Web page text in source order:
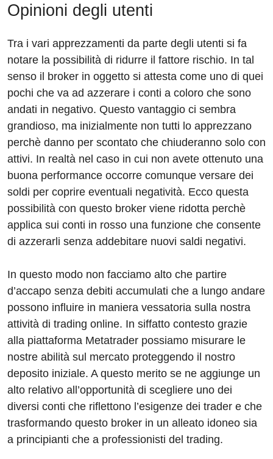
Opinioni degli utenti
Tra i vari apprezzamenti da parte degli utenti si fa
notare la possibilità di ridurre il fattore rischio. In tal
senso il broker in oggetto si attesta come uno di quei
pochi che va ad azzerare i conti a coloro che sono
andati in negativo. Questo vantaggio ci sembra
grandioso, ma inizialmente non tutti lo apprezzano
perchè danno per scontato che chiuderanno solo con
attivi. In realtà nel caso in cui non avete ottenuto una
buona performance occorre comunque versare dei
soldi per coprire eventuali negatività. Ecco questa
possibilità con questo broker viene ridotta perchè
applica sui conti in rosso una funzione che consente
di azzerarli senza addebitare nuovi saldi negativi.
In questo modo non facciamo alto che partire
d’accapo senza debiti accumulati che a lungo andare
possono influire in maniera vessatoria sulla nostra
attività di trading online. In siffatto contesto grazie
alla piattaforma Metatrader possiamo misurare le
nostre abilità sul mercato proteggendo il nostro
deposito iniziale. A questo merito se ne aggiunge un
alto relativo all’opportunità di scegliere uno dei
diversi conti che riflettono l’esigenze dei trader e che
trasformando questo broker in un alleato idoneo sia
a principianti che a professionisti del trading.